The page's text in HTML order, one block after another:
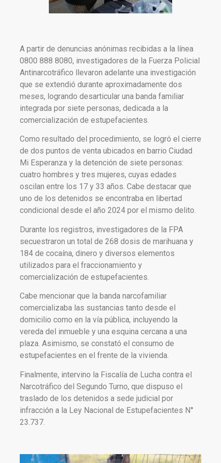
A partir de denuncias anónimas recibidas a la línea
0800 888 8080, investigadores de la Fuerza Policial
Antinarcotráfico llevaron adelante una investigación
que se extendió durante aproximadamente dos
meses, logrando desarticular una banda familiar
integrada por siete personas, dedicada a la
comercialización de estupefacientes.
Como resultado del procedimiento, se logró el cierre
de dos puntos de venta ubicados en barrio Ciudad
Mi Esperanza y la detención de siete personas:
cuatro hombres y tres mujeres, cuyas edades
oscilan entre los 17 y 33 años. Cabe destacar que
uno de los detenidos se encontraba en libertad
condicional desde el año 2024 por el mismo delito.
Durante los registros, investigadores de la FPA
secuestraron un total de 268 dosis de marihuana y
184 de cocaína, dinero y diversos elementos
utilizados para el fraccionamiento y
comercialización de estupefacientes.
Cabe mencionar que la banda narcofamiliar
comercializaba las sustancias tanto desde el
domicilio como en la vía pública, incluyendo la
vereda del inmueble y una esquina cercana a una
plaza. Asimismo, se constató el consumo de
estupefacientes en el frente de la vivienda.
Finalmente, intervino la Fiscalía de Lucha contra el
Narcotráfico del Segundo Turno, que dispuso el
traslado de los detenidos a sede judicial por
infracción a la Ley Nacional de Estupefacientes N°
23.737.